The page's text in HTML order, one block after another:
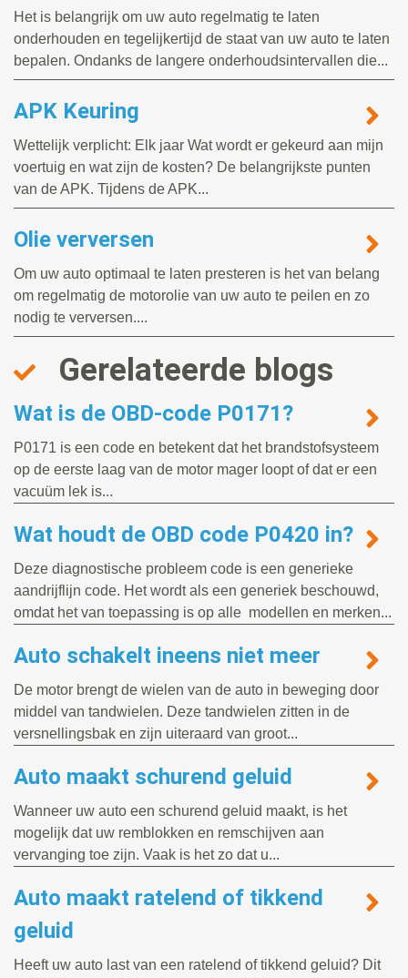
Het is belangrijk om uw auto regelmatig te laten
onderhouden en tegelijkertijd de staat van uw auto te laten
bepalen. Ondanks de langere onderhoudsintervallen die...
APK Keuring
Wettelijk verplicht: Elk jaar Wat wordt er gekeurd aan mijn
voertuig en wat zijn de kosten? De belangrijkste punten
van de APK. Tijdens de APK...
Olie verversen
Om uw auto optimaal te laten presteren is het van belang
om regelmatig de motorolie van uw auto te peilen en zo
nodig te verversen....
Gerelateerde blogs
Wat is de OBD-code P0171?
P0171 is een code en betekent dat het brandstofsysteem
op de eerste laag van de motor mager loopt of dat er een
vacuüm lek is...
Wat houdt de OBD code P0420 in?
Deze diagnostische probleem code is een generieke
aandrijflijn code. Het wordt als een generiek beschouwd,
omdat het van toepassing is op alle modellen en merken...
Auto schakelt ineens niet meer
De motor brengt de wielen van de auto in beweging door
middel van tandwielen. Deze tandwielen zitten in de
versnellingsbak en zijn uiteraard van groot...
Auto maakt schurend geluid
Wanneer uw auto een schurend geluid maakt, is het
mogelijk dat uw remblokken en remschijven aan
vervanging toe zijn. Vaak is het zo dat u...
Auto maakt ratelend of tikkend
geluid
Heeft uw auto last van een ratelend of tikkend geluid? Dit